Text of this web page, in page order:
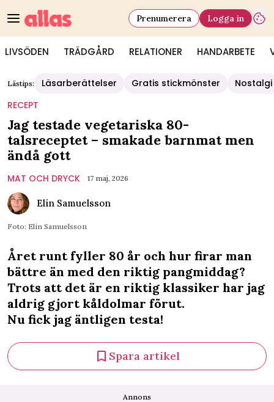
LIVSÖDEN TRÄDGÅRD RELATIONER HANDARBETE
Prenumerera Logga in
Lästips: Läsarberättelser Gratis stickmönster
Nostalgi
RECEPT
Jag testade vegetariska 80-
talsreceptet – smakade barnmat men
ändå gott
MAT OCH DRYCK 17 maj, 2026
Elin Samuelsson
Foto: Elin Samuelsson
Året runt fyller 80 år och hur firar man
bättre än med den riktig pangmiddag?
Trots att det är en riktig klassiker har jag
aldrig gjort kåldolmar förut.
Nu fick jag äntligen testa!
Spara artikel
Annons